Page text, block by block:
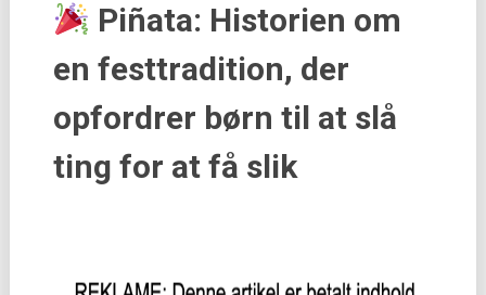
Piñata: Historien om
en festtradition, der
opfordrer børn til at slå
ting for at få slik